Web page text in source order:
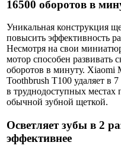
16500 оборотов в
Уникальная конструкция
повысить эффективность
Несмотря на свои
мотор способен развивать
оборотов в минуту. Xiaomi
Toothbrush T100 удаляет в
в труднодоступных местах
обычной зубной щеткой.
Осветляет зубы в 2
эффективнее